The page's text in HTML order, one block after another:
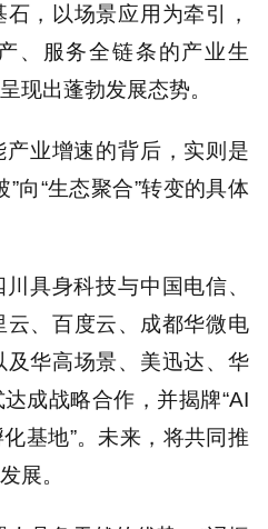
，以场景应用为牵引，
、服务全链条的产业生
现出蓬勃发展态势。
业增速的背后，实则是
向“生态聚合”转变的具体
具身科技与中国电信、
、百度云、成都华微电
华高场景、美迅达、华
成战略合作，并揭牌“AI
基地”。未来，将共同推
展。